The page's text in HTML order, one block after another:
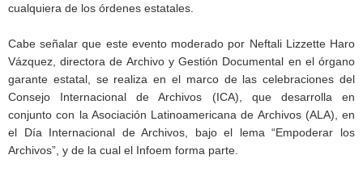
cualquiera de los órdenes estatales.
Cabe señalar que este evento moderado por Neftali Lizzette Haro
Vázquez, directora de Archivo y Gestión Documental en el órgano
garante estatal, se realiza en el marco de las celebraciones del
Consejo Internacional de Archivos (ICA), que desarrolla en
conjunto con la Asociación Latinoamericana de Archivos (ALA), en
el Día Internacional de Archivos, bajo el lema “Empoderar los
Archivos”, y de la cual el Infoem forma parte.